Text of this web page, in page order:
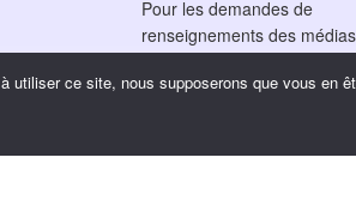
Pour les demandes de
renseignements des
veuillez envoyer un courriel
media@wooshpay.com
utiliser ce site, nous supposerons que vous en